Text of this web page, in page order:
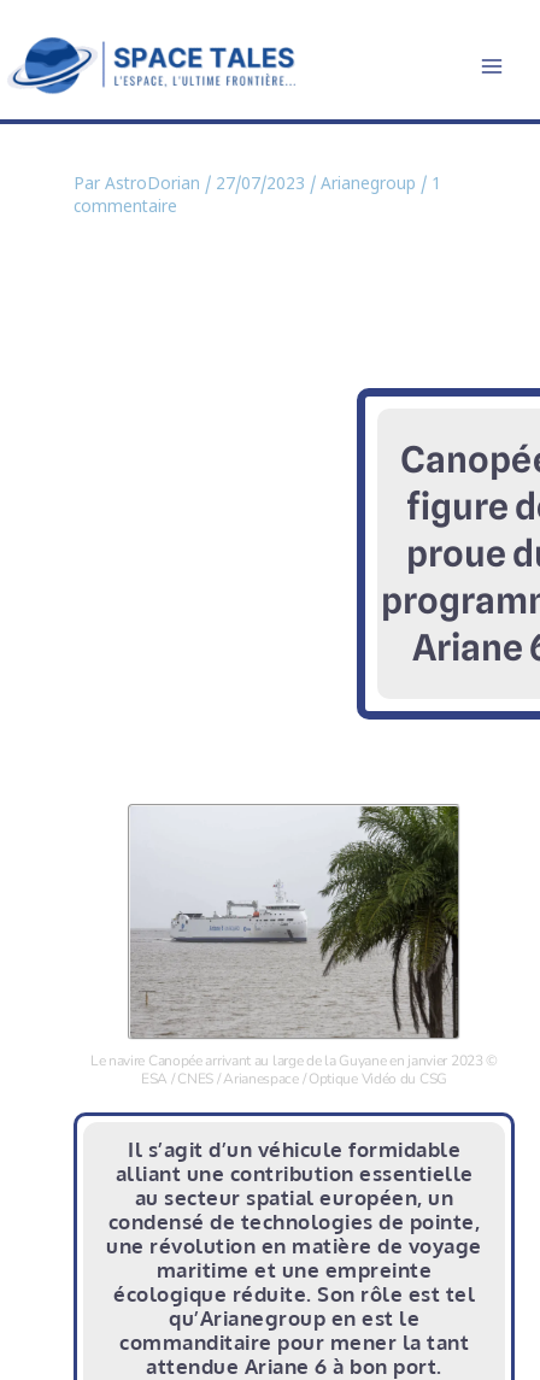
contenu
ParAstroDorian / 27/07/2023 /Arianegroup / 1
commentaire
figure
proue
Ariane
Le navire Canopée arrivant au large de la Guyane en janvier 2023 ©
ESA / CNES / Arianespace / Optique Vidéo du CSG
Il s’agit d’un véhicule formidable
alliant une contribution essentielle
au secteur spatial européen, un
condensé de technologies de pointe,
une révolution en matière de voyage
maritime et une empreinte
écologique réduite. Son rôle est tel
qu’Arianegroup en est le
commanditaire pour mener la tant
attendue Ariane 6 à bon port.